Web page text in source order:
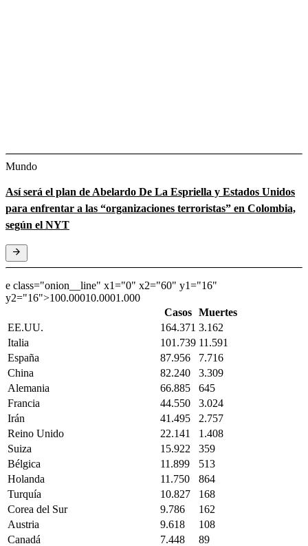
Mundo
Así será el plan de Abelardo De La Espriella y Estados Unidos
para enfrentar a las “organizaciones terroristas” en Colombia,
según el NYT
e class="onion__line" x1="0" x2="60" y1="16"
y2="16">100.00010.0001.000
Casos Muertes
EE.UU.
164.371 3.162
Italia
101.739 11.591
España
87.956
7.716
China
82.240
3.309
Alemania
66.885
645
Francia
44.550
3.024
Irán
41.495
2.757
Reino Unido
22.141
1.408
Suiza
15.922
359
Bélgica
11.899
513
Holanda
11.750
864
Turquía
10.827
168
Corea del Sur
9.786
162
Austria
9.618
108
Canadá
7.448
89